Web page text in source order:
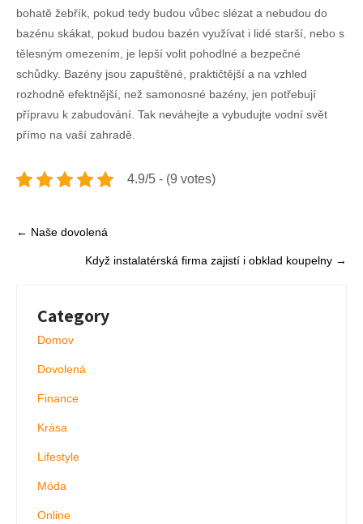
bohatě žebřík, pokud tedy budou vůbec slézat a nebudou do
bazénu skákat, pokud budou bazén využívat i lidé starší, nebo s
tělesným omezením, je lepší volit pohodlné a bezpečné
schůdky. Bazény jsou zapuštěné, praktičtější a na vzhled
rozhodně efektnější, než samonosné bazény, jen potřebují
přípravu k zabudování. Tak neváhejte a vybudujte vodní svět
přímo na vaší zahradě.
4.9/5 - (9 votes)
Post
← Naše dovolená
Když instalatérská firma zajistí i obklad koupelny →
Category
Domov
Dovolená
Finance
Krása
Lifestyle
Móda
Online